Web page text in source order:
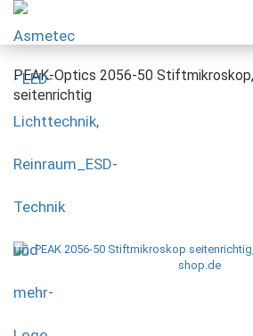
PEAK-Optics 2056-50
seitenrichtig